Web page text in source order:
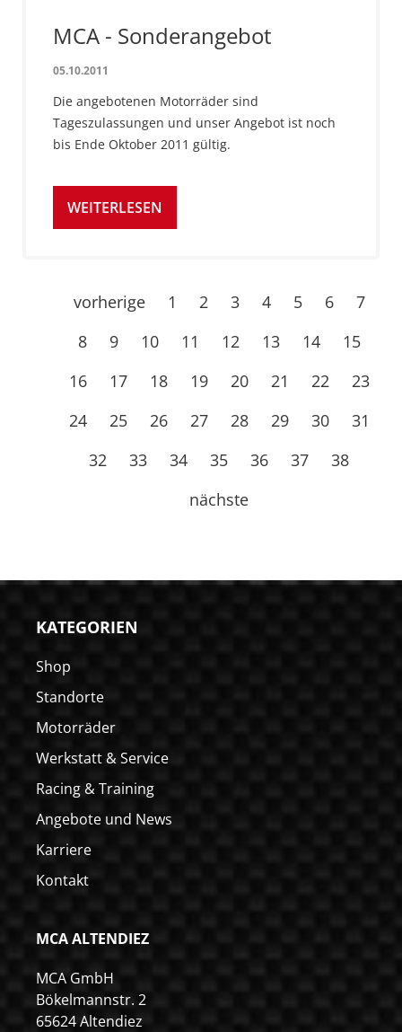
MCA - Sonderangebot
05.10.2011
Die angebotenen Motorräder sind
Tageszulassungen und unser Angebot ist noch
bis Ende Oktober 2011 gültig.
WEITERLESEN
vorherige 1 2 3 4 5 6
7
8
9 10 11 12 13 14
15
16
17 18 19 20 21 22
23
24
25 26 27 28 29 30
31
32
33 34 35 36 37
38
nächste
KATEGORIEN
Shop
Standorte
Motorräder
Werkstatt & Service
Racing & Training
Angebote und News
Karriere
Kontakt
MCA ALTENDIEZ
MCA GmbH
Bökelmannstr. 2
65624 Altendiez